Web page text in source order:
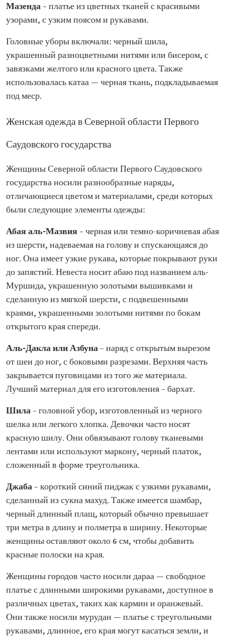
Мазенда – платье из цветных тканей с красивыми
узорами, с узким поясом и рукавами.
Головные уборы включали: черный шила,
украшенный разноцветными нитями или бисером, с
завязками желтого или красного цвета. Также
использовалась катаа — черная ткань, подкладываемая
под меср.
Женская одежда в Северной области Первого
Саудовского государства
Женщины Северной области Первого Саудовского
государства носили разнообразные наряды,
отличающиеся цветом и материалами, среди которых
были следующие элементы одежды:
Абая аль-Мазвия – черная или темно-коричневая абая
из шерсти, надеваемая на голову и спускающаяся до
ног. Она имеет узкие рукава, которые покрывают руки
до запястий. Невеста носит абаю под названием аль-
Муршида, украшенную золотыми вышивками и
сделанную из мягкой шерсти, с подвешенными
краями, украшенными золотыми нитями по бокам
открытого края спереди.
Аль-Дакла или Азбуна – наряд с открытым вырезом
от шеи до ног, с боковыми разрезами. Верхняя часть
закрывается пуговицами из того же материала.
Лучший материал для его изготовления – бархат.
Шила – головной убор, изготовленный из черного
шелка или легкого хлопка. Девочки часто носят
красную шилу. Они обвязывают голову тканевыми
лентами или используют маркону, черный платок,
сложенный в форме треугольника.
Джаба – короткий синий пиджак с узкими рукавами,
сделанный из сукна махуд. Также имеется шамбар,
черный длинный плащ, который обычно превышает
три метра в длину и полметра в ширину. Некоторые
женщины оставляют около 6 см, чтобы добавить
красные полоски на края.
Женщины городов часто носили дараа — свободное
платье с длинными широкими рукавами, доступное в
различных цветах, таких как кармин и оранжевый.
Они также носили мурудан — платье с треугольными
рукавами, длинное, его края могут касаться земли, и